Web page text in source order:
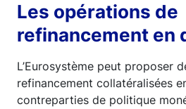
Les opérations de
refinancement en
L’Eurosystème peut proposer
refinancement collatéralisées
contreparties de politique